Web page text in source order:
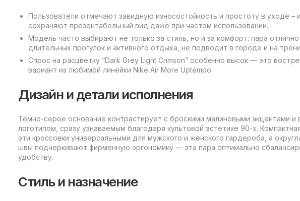
Пользователи отмечают завидную износостойкость и простоту в уходе –
сохраняют презентабельный вид даже при частом использовании.
Модель часто выбирают не только за стиль, но и за комфорт: пара
длительных прогулок и активного отдыха, не подводит в городе и на
Спрос на расцветку “Dark Grey Light Crimson” особенно высок — это
вариант из любимой линейки Nike Air More Uptempo.
Дизайн и детали исполнения
Темно-серое основание контрастирует с броскими малиновыми акцентами и
логотипом, сразу узнаваемым благодаря культовой эстетике 90-х.
эти кроссовки универсальными для мужского и женского гардероба, а
швы подчеркивают фирменную эргономику — эта пара оптимально
удобству.
Стиль и назначение